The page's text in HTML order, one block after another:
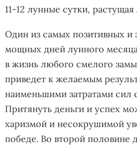
11-12 лунные сутки,
Один из самых позитивных и
мощных дней лунного
в жизнь любого смелого
приведет к желаемым
наименьшими затратами сил
Притянуть деньги и успех
харизмой и несокрушимой
победе. Во второй половине